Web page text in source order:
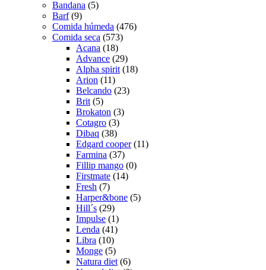
Bandana (5)
Barf (9)
Comida húmeda (476)
Comida seca (573)
Acana (18)
Advance (29)
Alpha spirit (18)
Arion (11)
Belcando (23)
Brit (5)
Brokaton (3)
Cotagro (3)
Dibaq (38)
Edgard cooper (11)
Farmina (37)
Fillip mango (0)
Firstmate (14)
Fresh (7)
Harper&bone (5)
Hill´s (29)
Impulse (1)
Lenda (41)
Libra (10)
Monge (5)
Natura diet (6)